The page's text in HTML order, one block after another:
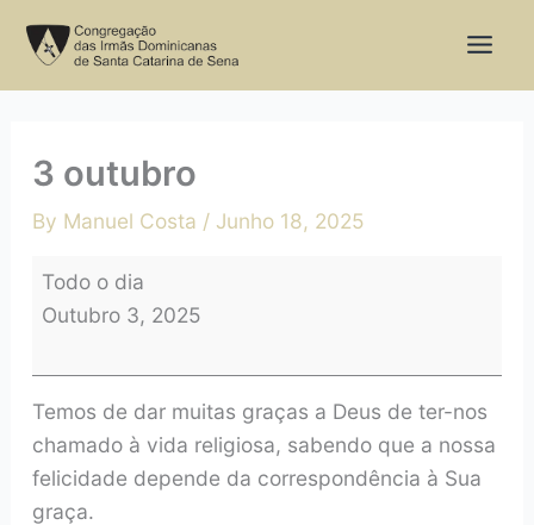
3 outubro
By Manuel Costa / Junho 18, 2025
outubro
Todo o dia
Outubro 3, 2025
Temos de dar muitas graças a Deus de ter-nos
chamado à vida religiosa, sabendo que a nossa
felicidade depende da correspondência à Sua
graça.